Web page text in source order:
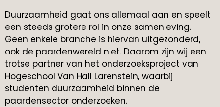
Duurzaamheid gaat ons allemaal aan en speelt
een steeds grotere rol in onze samenleving.
Geen enkele branche is hiervan uitgezonderd,
ook de paardenwereld niet. Daarom zijn wij een
trotse partner van het onderzoeksproject van
Hogeschool Van Hall Larenstein, waarbij
studenten duurzaamheid binnen de
paardensector onderzoeken.